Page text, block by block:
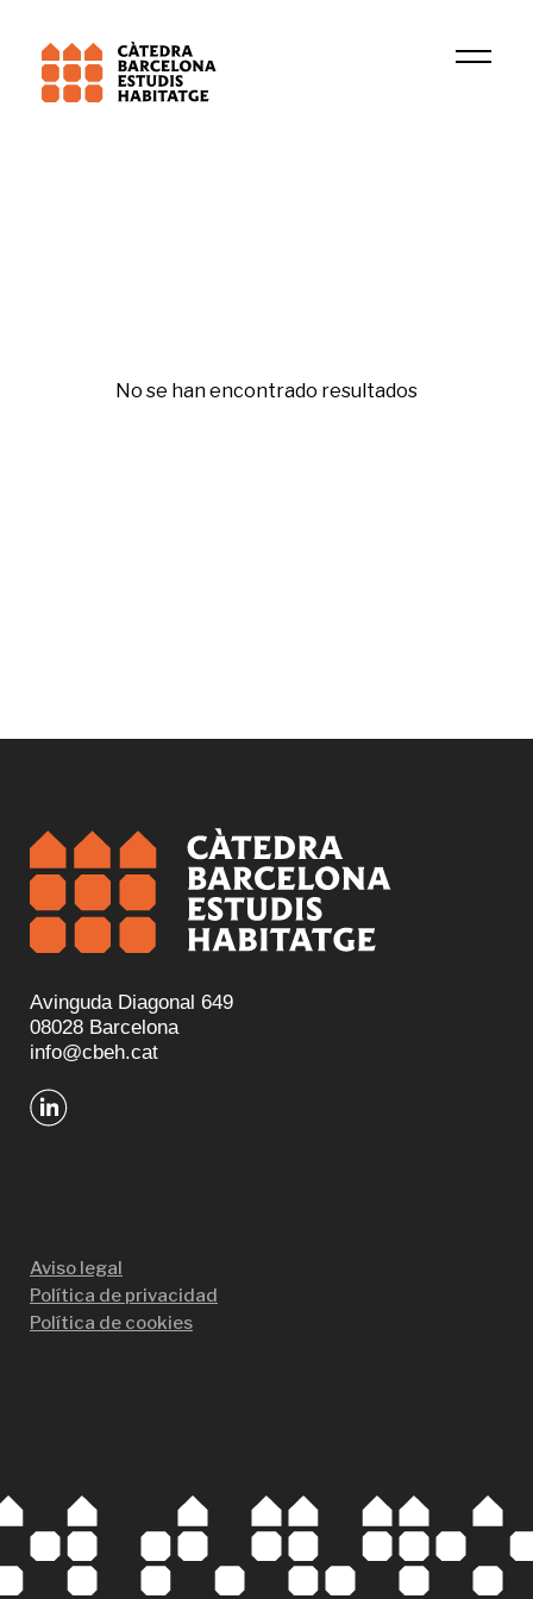
No se han encontrado resultados
Avinguda Diagonal 649
08028 Barcelona
info@cbeh.cat
Aviso legal
Política de privacidad
Política de cookies